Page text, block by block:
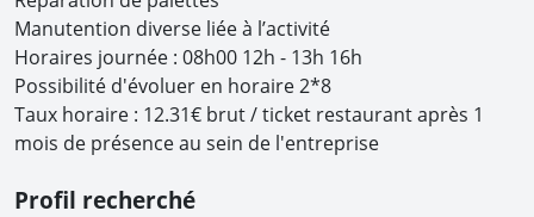
Manutention diverse liée à l’activité
Horaires journée : 08h00 12h - 13h 16h
Possibilité d'évoluer en horaire 2*8
Taux horaire : 12.31€ brut / ticket restaurant après 1
mois de présence au sein de l'entreprise
Profil recherché